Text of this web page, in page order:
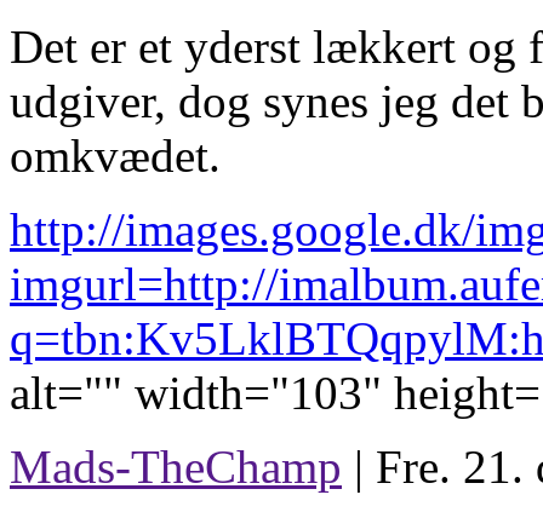
Det er et yderst lækkert og
udgiver, dog synes jeg
omkvædet.
http://images.google.dk/
imgurl=http://
alt="" width="103"
Mads-TheChamp | Fre. 21.